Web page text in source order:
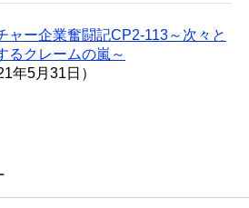
ャー企業奮闘記CP2-113～次々と
るクレームの嵐～
年5月31日）